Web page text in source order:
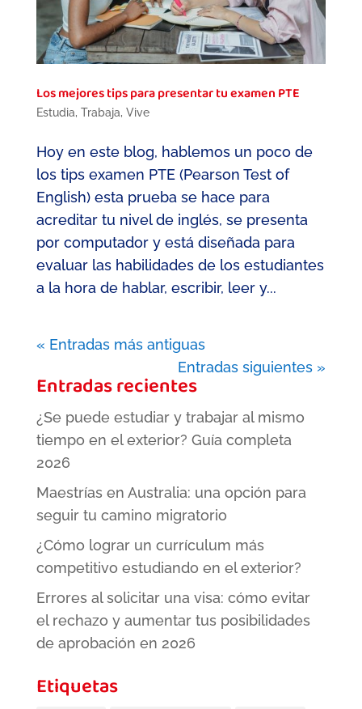
Los mejores tips para presentar tu examen PTE
Estudia, Trabaja, Vive
Hoy en este blog, hablemos un poco de
los tips examen PTE (Pearson Test of
English) esta prueba se hace para
acreditar tu nivel de inglés, se presenta
por computador y está diseñada para
evaluar las habilidades de los estudiantes
a la hora de hablar, escribir, leer y...
« Entradas más antiguas
Entradas siguientes »
Entradas recientes
¿Se puede estudiar y trabajar al mismo
tiempo en el exterior? Guía completa
2026
Maestrías en Australia: una opción para
seguir tu camino migratorio
¿Cómo lograr un currículum más
competitivo estudiando en el exterior?
Errores al solicitar una visa: cómo evitar
el rechazo y aumentar tus posibilidades
de aprobación en 2026
Etiquetas